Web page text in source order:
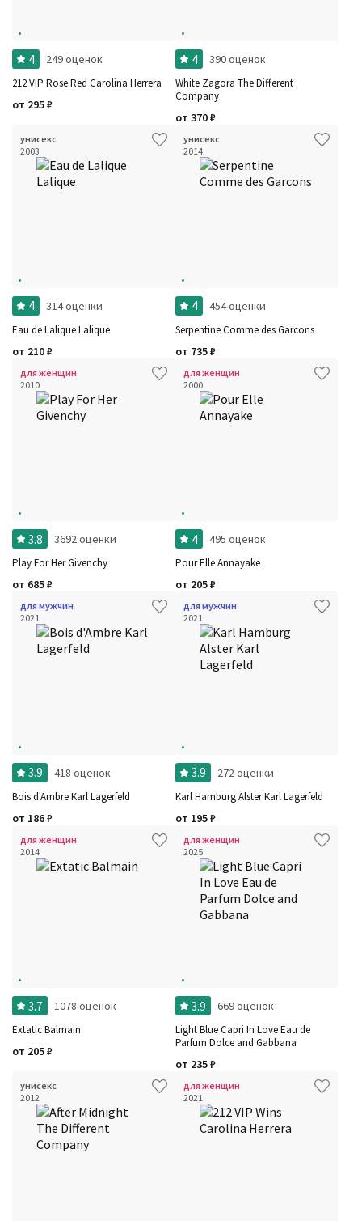
4 249 оценок
212 VIP Rose Red Carolina Herrera
от 295₽
4 390 оценок
White Zagora The Different
Company
от 370₽
унисекс
2003
4 314 оценки
Eau de Lalique Lalique
от 210₽
унисекс
2014
4 454 оценки
Serpentine Comme des Garcons
от 735₽
для женщин
2010
3.8 3692 оценки
Play For Her Givenchy
от 685₽
для женщин
2000
4 495 оценок
Pour Elle Annayake
от 205₽
для мужчин
2021
3.9 418 оценок
Bois d'Ambre Karl Lagerfeld
от 186₽
для мужчин
2021
3.9 272 оценки
Karl Hamburg Alster Karl Lagerfeld
от 195₽
для женщин
2014
3.7 1078 оценок
Extatic Balmain
от 205₽
для женщин
2025
3.9 669 оценок
Light Blue Capri In Love Eau de
Parfum Dolce and Gabbana
от 235₽
унисекс
2012
для женщин
2021